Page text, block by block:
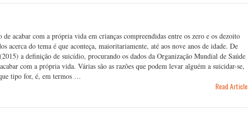
acabar com a própria vida em crianças compreendidas entre os zero e os dezoito
acerca do tema é que aconteça, maioritariamente, até aos nove anos de idade. De
a definição de suicídio, procurando os dados da Organização Mundial de Saúde
com a própria vida. Várias são as razões que podem levar alguém a suicidar-se,
tipo for, é, em termos …
Read Article